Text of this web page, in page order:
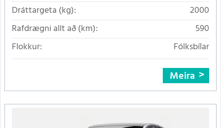
Dráttargeta (kg):
2000
Rafdrægni allt að (km):
590
Flokkur:
Fólksbílar
Meira